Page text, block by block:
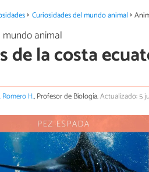
Curiosidades del mundo animal
mundo animal
de la costa
Romero H., Profesor de Biología.Actualizado: 5